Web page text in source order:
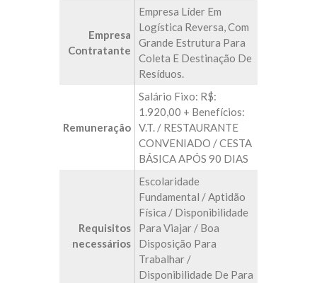
Empresa
Contratante
Empresa Líder Em
Logística Reversa, Com
Grande Estrutura Para
Coleta E Destinação De
Resíduos.
Remuneração
Salário Fixo: R$:
1.920,00 + Benefícios:
V.T. / RESTAURANTE
CONVENIADO / CESTA
BÁSICA APÓS 90 DIAS
Requisitos
necessários
Escolaridade
Fundamental / Aptidão
Física / Disponibilidade
Para Viajar / Boa
Disposição Para
Trabalhar /
Disponibilidade De Para